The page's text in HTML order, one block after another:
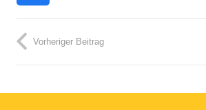
Vorheriger Beitrag